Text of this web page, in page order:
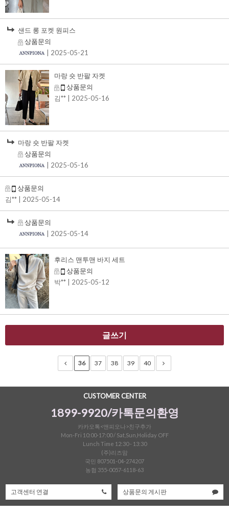
샌드 롱 포켓 원피스
상품문의
| 2025-05-21
마랑 숏 반팔 자켓
상품문의
김**
| 2025-05-16
마랑 숏 반팔 자켓
상품문의
| 2025-05-16
상품문의
김** | 2025-05-14
상품문의
| 2025-05-14
후리스 맨투맨 바지 세트
상품문의
박** | 2025-05-12
글쓰기
36 37 38 39 40
CUSTOMER CENTER
1899-9920/카톡문의환영
카카오톡<앤피오나>친구추가
Mon-Fri 10:00-17:00 / Sat,Sun,Holiday OFF
Lunch Time 12:30 - 13:30
(주)리즈맘
국민 807501-04-274207
농협 355-0057-6118-63
고객센터 연결 상품문의 게시판